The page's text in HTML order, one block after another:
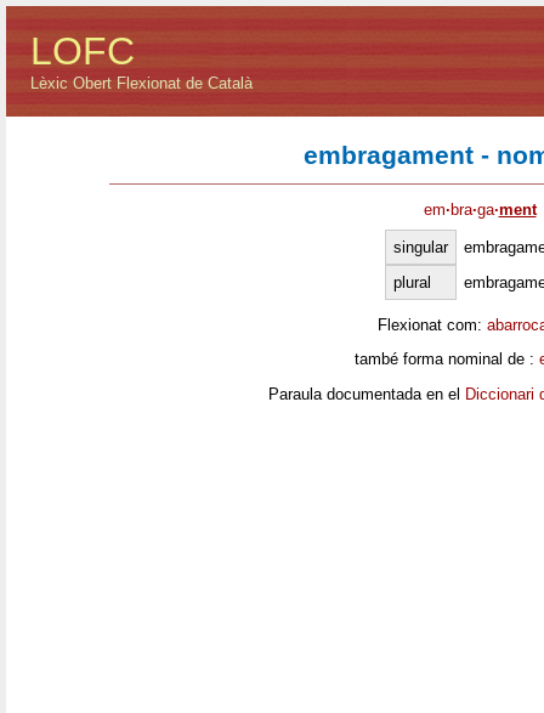
LOFC
Lèxic Obert Flexionat de Català
embragament -
em· bra·ga·ment
singular
plural
Flexionat com:
també forma nominal de :
Paraula documentada en el Diccionari